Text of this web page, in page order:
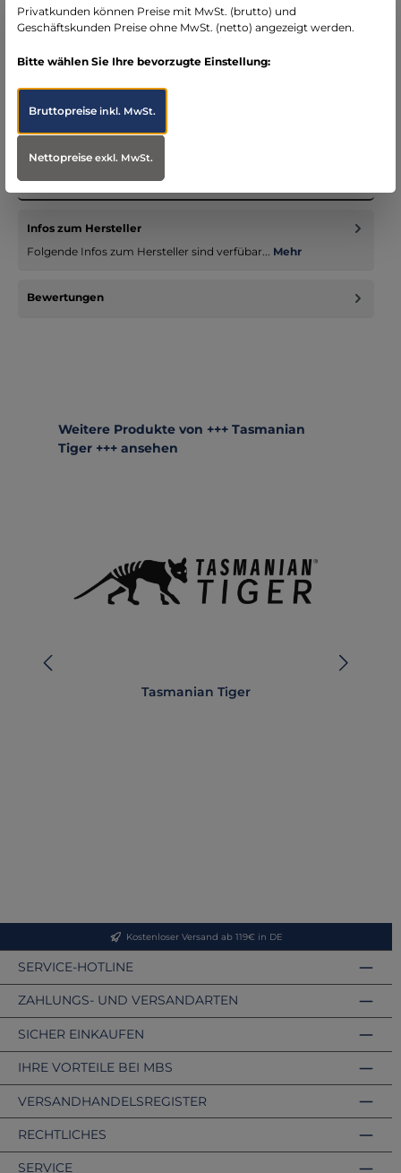
Bereich Notfallmedizin
Unverzichtbarer Begleiter für professionelle Einsätze Die
Tasmanian Tiger TT Tourniquet Pouch II ist unverzichtbar für
Profi…Mehr
Infos zum Hersteller
Folgende Infos zum Hersteller sind verfübar... Mehr
Bewertungen
Produktgalerie überspringen
Weitere Produkte von +++ Tasmanian
Tiger +++ ansehen
Tasmanian Tiger
Kostenloser Versand ab 119€ in DE
SERVICE-HOTLINE
ZAHLUNGS- UND VERSANDARTEN
VERSANDHANDELSREGISTER
SICHER EINKAUFEN
IHRE VORTEILE BEI MBS
RECHTLICHES
SERVICE
Privatkunden können Preise mit MwSt. (brutto) und
Geschäftskunden Preise ohne MwSt. (netto) angezeigt werden.
Bitte wählen Sie Ihre bevorzugte Einstellung:
Bruttopreiseinkl. MwSt.
Nettopreiseexkl. MwSt.